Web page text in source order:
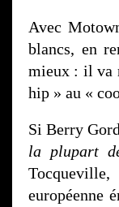
Avec
blancs, en
mieux : il va
hip » au «
Si Berry
la plupart
européenne